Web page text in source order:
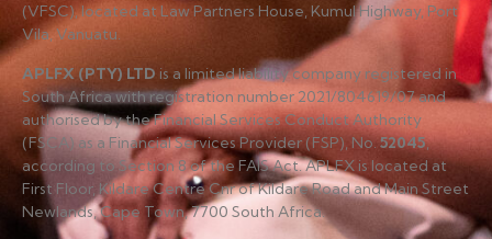
(VFSC), located at Law Partners House, Kumul Highway, Port
Vila, Vanuatu.
APLFX (PTY) LTD is a limited liability company registered in
South Africa with registration number 2021/804619/07 and
authorised by the Financial Services Conduct Authority
(FSCA) as a Financial Services Provider (FSP), No.52045,
according to Section 8 of the FAIS Act. APLFX is located at
First Floor, Kildare Centre Cnr of Kildare Road and Main Street
Newlands, Cape Town, 7700 South Africa.